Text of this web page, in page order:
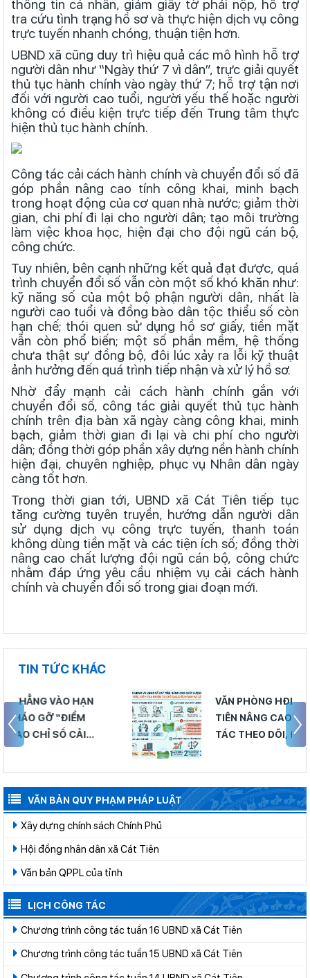
thông tin cá nhân, giảm giấy tờ phải nộp, hỗ trợ
tra cứu tình trạng hồ sơ và thực hiện dịch vụ công
trực tuyến nhanh chóng, thuận tiện hơn.
UBND xã cũng duy trì hiệu quả các mô hình hỗ trợ
người dân như “Ngày thứ 7 vì dân”, trực giải quyết
thủ tục hành chính vào ngày thứ 7; hỗ trợ tận nơi
đối với người cao tuổi, người yếu thế hoặc người
không có điều kiện trực tiếp đến Trung tâm thực
hiện thủ tục hành chính.
Công tác cải cách hành chính và chuyển đổi số đã
góp phần nâng cao tính công khai, minh bạch
trong hoạt động của cơ quan nhà nước; giảm thời
gian, chi phí đi lại cho người dân; tạo môi trường
làm việc khoa học, hiện đại cho đội ngũ cán bộ,
công chức.
Tuy nhiên, bên cạnh những kết quả đạt được, quá
trình chuyển đổi số vẫn còn một số khó khăn như:
kỹ năng số của một bộ phận người dân, nhất là
người cao tuổi và đồng bào dân tộc thiểu số còn
hạn chế; thói quen sử dụng hồ sơ giấy, tiền mặt
vẫn còn phổ biến; một số phần mềm, hệ thống
chưa thật sự đồng bộ, đôi lúc xảy ra lỗi kỹ thuật
ảnh hưởng đến quá trình tiếp nhận và xử lý hồ sơ.
Nhờ đẩy mạnh cải cách hành chính gắn với
chuyển đổi số, công tác giải quyết thủ tục hành
chính trên địa bàn xã ngày càng công khai, minh
bạch, giảm thời gian đi lại và chi phí cho người
dân; đồng thời góp phần xây dựng nền hành chính
hiện đại, chuyên nghiệp, phục vụ Nhân dân ngày
càng tốt hơn.
Trong thời gian tới, UBND xã Cát Tiên tiếp tục
tăng cường tuyên truyền, hướng dẫn người dân
sử dụng dịch vụ công trực tuyến, thanh toán
không dùng tiền mặt và các tiện ích số; đồng thời
nâng cao chất lượng đội ngũ cán bộ, công chức
nhằm đáp ứng yêu cầu nhiệm vụ cải cách hành
chính và chuyển đổi số trong giai đoạn mới.
TIN TỨC KHÁC
VĂN PHÒNG HĐND VÀ UBND XÃ CÁT
TIÊN NÂNG CAO CHẤT LƯỢNG CÔNG
TÁC THEO DÕI, ĐÔN ĐỐC, KIỂM TRA
NHIỆM VỤ CHỈ ĐẠO, ĐIỀU HÀNH VÀ CẢI
VĂN BẢN QUY PHẠM PHÁP LUẬT
Xây dựng chính sách Chính Phủ
Hội đồng nhân dân xã Cát Tiên
Văn bản QPPL của tỉnh
LỊCH CÔNG TÁC
Chương trình công tác tuần 16 UBND xã Cát Tiên
Chương trình công tác tuần 15 UBND xã Cát Tiên